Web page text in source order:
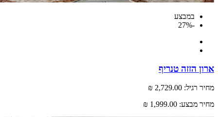
במבצע
הזזה טנריף
רגיל: 2,729.00 ₪
מבצע: 1,999.00 ₪